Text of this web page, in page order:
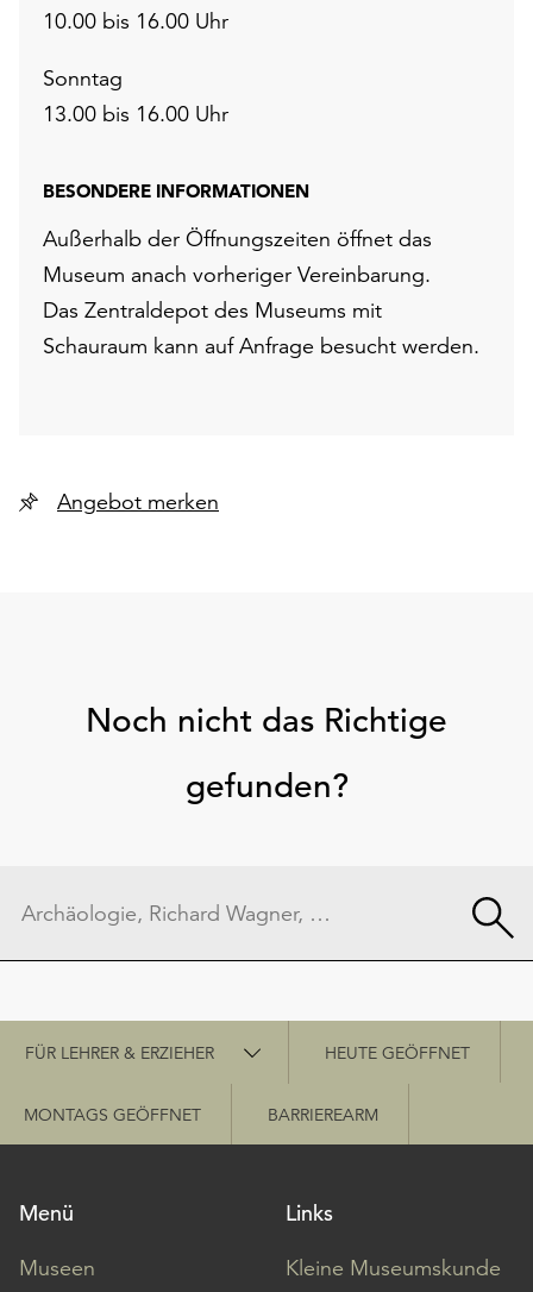
10.00 bis 16.00 Uhr
Sonntag
13.00 bis 16.00 Uhr
BESONDERE INFORMATIONEN
Außerhalb der Öffnungszeiten öffnet das
Museum anach vorheriger Vereinbarung.
Das Zentraldepot des Museums mit
Schauraum kann auf Anfrage besucht werden.
Angebot merken
Noch nicht das Richtige
gefunden?
Schnellzugriff
FÜR LEHRER & ERZIEHER HEUTE GEÖFFNET
MONTAGS GEÖFFNET BARRIEREARM
Menü
Museen
Links
Kleine Museumskunde